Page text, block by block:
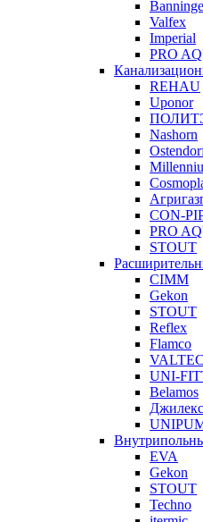
Valfex
Imperial
PRO
REHAU
Uponor
Nashorn
CON-
PRO
STOUT
CIMM
Gekon
STOUT
Reflex
Flamco
VALTEC
UNI-
Belamos
Джилекс
EVA
Gekon
STOUT
Techno